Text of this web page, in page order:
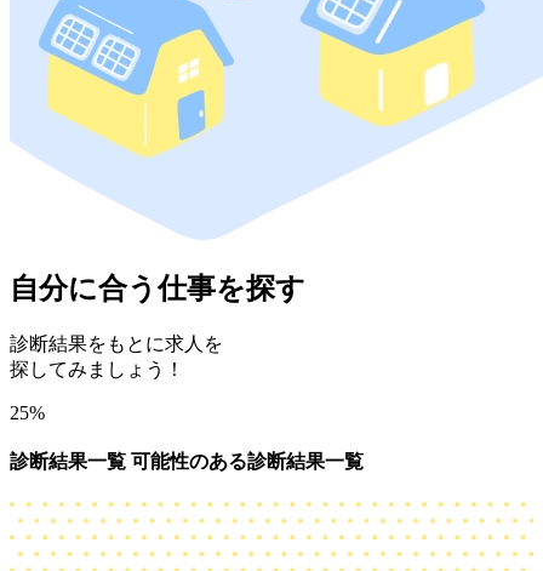
自分に合う仕事を探す
診断結果をもとに求人を
探してみましょう！
25%
診断結果一覧 可能性のある診断結果一覧